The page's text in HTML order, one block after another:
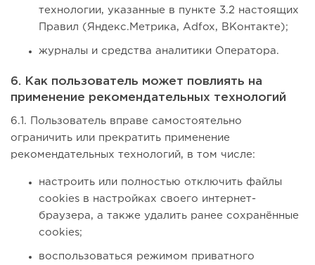
технологии, указанные в пункте 3.2 настоящих
Правил (Яндекс.Метрика, Adfox, ВКонтакте);
журналы и средства аналитики Оператора.
6. Как пользователь может повлиять на
применение рекомендательных технологий
6.1. Пользователь вправе самостоятельно
ограничить или прекратить применение
рекомендательных технологий, в том числе:
настроить или полностью отключить файлы
cookies в настройках своего интернет-
браузера, а также удалить ранее сохранённые
cookies;
воспользоваться режимом приватного